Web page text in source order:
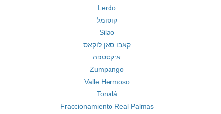
Lerdo
קוסומל
Silao
קאבו סאן לוקאס
איקסטפה
Zumpango
Valle Hermoso
Tonalá
Fraccionamiento Real Palmas